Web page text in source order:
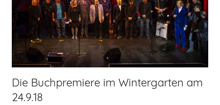
Die Buchpremiere im Wintergarten am
24.9.18